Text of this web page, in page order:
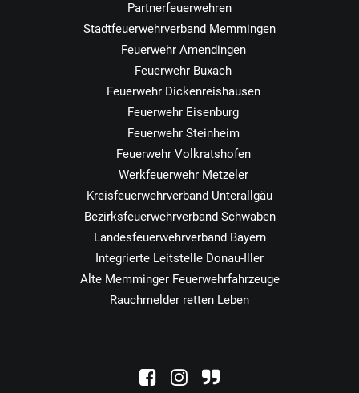
Partnerfeuerwehren
Stadtfeuerwehrverband Memmingen
Feuerwehr Amendingen
Feuerwehr Buxach
Feuerwehr Dickenreishausen
Feuerwehr Eisenburg
Feuerwehr Steinheim
Feuerwehr Volkratshofen
Werkfeuerwehr Metzeler
Kreisfeuerwehrverband Unterallgäu
Bezirksfeuerwehrverband Schwaben
Landesfeuerwehrverband Bayern
Integrierte Leitstelle Donau-Iller
Alte Memminger Feuerwehrfahrzeuge
Rauchmelder retten Leben